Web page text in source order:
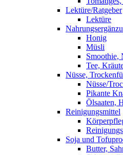
Lektüre/Ratgeber
Lektüre
Honig
Müsli
Smoothie,
Tee,
Nüsse,
Nüsse/
Pikante
Ölsaaten,
Reinigungsmittel
Soja und
Butter,